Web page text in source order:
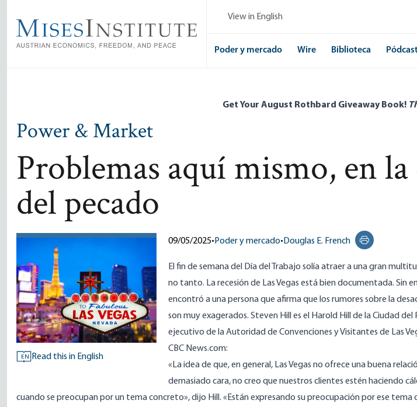
main
content
View in English
Poder y mercado Wire Biblioteca
Get Your August Rothbard Giveaway Book!
Power & Market
Problemas aquí mismo, en
del pecado
EN Read this in English
09/05/2025• Poder y mercado• Douglas E. French
Print this page
El fin de semana del Día del Trabajo solía atraer a una gran
no tanto. La recesión de Las Vegas está bien documentada. Sin
encontró a una persona que afirma que los rumores sobre la
son muy exagerados. Steven Hill es el Harold Hill de la Ciudad
ejecutivo de la Autoridad de Convenciones y Visitantes de Las
CBC News.com:
«La idea de que, en general, Las Vegas no ofrece una buena
demasiado cara, no creo que nuestros clientes estén haciendo
cuando se preocupan por un tema concreto», dijo Hill. «Están expresando su preocupación por ese